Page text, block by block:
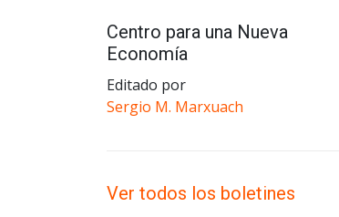
Centro para una Nueva
Economía
Editado por
Sergio M. Marxuach
Ver todos los boletines